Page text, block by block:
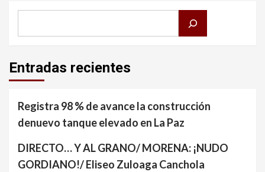
Entradas recientes
Registra 98 % de avance la construcción
denuevo tanque elevado en La Paz
DIRECTO… Y AL GRANO/ MORENA: ¡NUDO
GORDIANO!/ Eliseo Zuloaga Canchola